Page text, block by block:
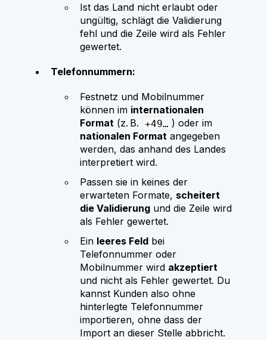
Ist das Land nicht erlaubt oder
ungültig, schlägt die Validierung
fehl und die Zeile wird als Fehler
gewertet.
Telefonnummern:
Festnetz und Mobilnummer
können im internationalen
Format (z. B. +49… ) oder im
nationalen Format angegeben
werden, das anhand des Landes
interpretiert wird.
Passen sie in keines der
erwarteten Formate, scheitert
die Validierung und die Zeile wird
als Fehler gewertet.
Ein leeres Feld bei
Telefonnummer oder
Mobilnummer wird akzeptiert
und nicht als Fehler gewertet. Du
kannst Kunden also ohne
hinterlegte Telefonnummer
importieren, ohne dass der
Import an dieser Stelle abbricht.